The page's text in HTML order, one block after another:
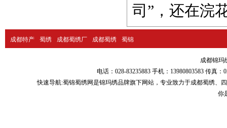
司”，还在浣
成都特产 蜀绣 成都蜀绣厂 成都蜀绣 蜀锦
成都锦玛
电话：028-83235883 手机：13980803583 传真
快速导航:蜀锦蜀绣网是锦玛绣品牌旗下网站，专业致力于成都蜀绣、
你